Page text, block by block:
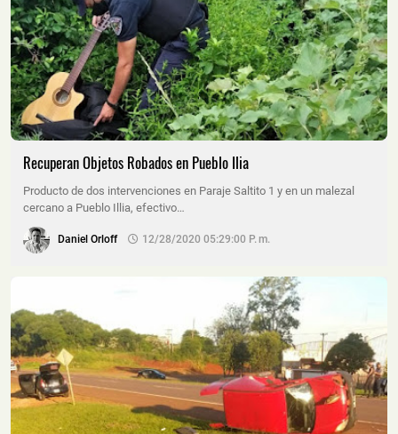
Recuperan Objetos Robados en Pueblo Ilia
Producto de dos intervenciones en Paraje Saltito 1 y en un malezal
cercano a Pueblo Illia, efectivo…
Daniel Orloff 12/28/2020 05:29:00 P. M.